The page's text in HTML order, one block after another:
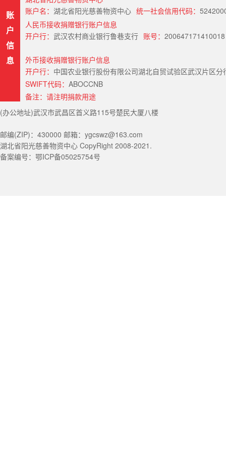
账
户
信
息
账户名： 湖北省阳光慈善物资中心 统一社会信用代码：
人民币接收捐赠银行账户信息
开户行： 武汉农村商业银行鲁巷支行 账号： 200647171410018
外币接收捐赠银行账户信息
开户行： 中国农业银行股份有限公司湖北自贸试验区武汉片区
SWIFT代码： ABOCCNB
备注：请注明捐款用途
(办公地址)武汉市武昌区首义路115号楚民大厦八楼
邮编(ZIP)：430000 邮箱：ygcswz@163.com
湖北省阳光慈善物资中心 CopyRight 2008-2021.
备案编号：鄂ICP备05025754号